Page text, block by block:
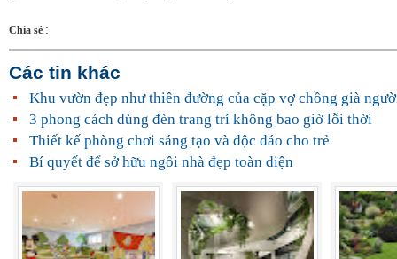
Chia sẻ :
Các tin khác
Khu vườn đẹp như thiên đường của cặp vợ chồng già
3 phong cách dùng đèn trang trí không bao giờ lỗi thời
Thiết kế phòng chơi sáng tạo và độc đáo cho trẻ
Bí quyết để sở hữu ngôi nhà đẹp toàn diện